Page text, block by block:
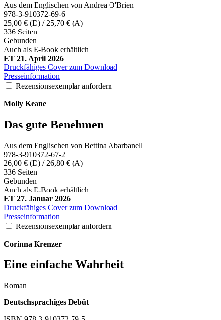
Aus dem Englischen von Andrea O'Brien
978-3-910372-69-6
25,00 € (D) / 25,70 € (A)
336 Seiten
Gebunden
Auch als E-Book erhältlich
ET 21. April 2026
Druckfähiges Cover zum Download
Presseinformation
Rezensionsexemplar anfordern
Molly Keane
Das gute Benehmen
Aus dem Englischen von Bettina Abarbanell
978-3-910372-67-2
26,00 € (D) / 26,80 € (A)
336 Seiten
Gebunden
Auch als E-Book erhältlich
ET 27. Januar 2026
Druckfähiges Cover zum Download
Presseinformation
Rezensionsexemplar anfordern
Corinna Krenzer
Eine einfache Wahrheit
Roman
Deutschsprachiges Debüt